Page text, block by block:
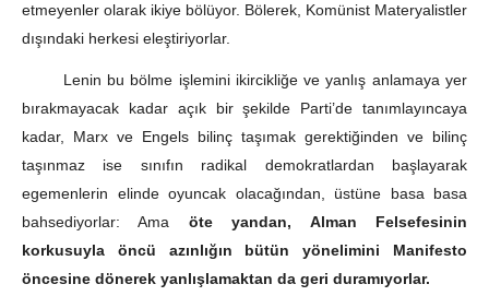
etmeyenler olarak ikiye bölüyor. Bölerek, Komünist Materyalistler
dışındaki herkesi eleştiriyorlar.
Lenin bu bölme işlemini ikircikliğe ve yanlış anlamaya yer
bırakmayacak kadar açık bir şekilde Parti’de tanımlayıncaya
kadar, Marx ve Engels bilinç taşımak gerektiğinden ve bilinç
taşınmaz ise sınıfın radikal demokratlardan başlayarak
egemenlerin elinde oyuncak olacağından, üstüne basa basa
bahsediyorlar: Ama öte yandan, Alman Felsefesinin
korkusuyla öncü azınlığın bütün yönelimini Manifesto
öncesine dönerek yanlışlamaktan da geri duramıyorlar.